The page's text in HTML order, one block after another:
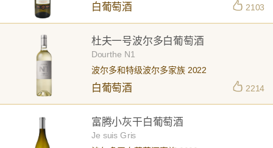
白葡萄酒 2103
杜夫一号波尔多白葡萄酒
Dourthe N1
波尔多和特级波尔多家族 2022
白葡萄酒 2214
富腾小灰干白葡萄酒
Je suis Gris